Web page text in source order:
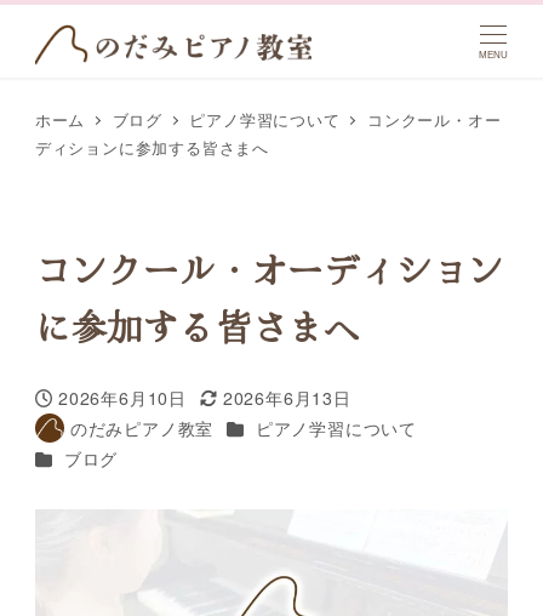
MENU
ホーム ブログ ピアノ学習について
コンクール・オー
ディションに参加する皆さまへ
コンクール・オーディション
に参加する皆さまへ
投稿日
2026年6月10日
更新日
2026年6月13日
著
者
のだみピアノ教室 カテゴリー
ピアノ学習について
カテゴリー
ブログ